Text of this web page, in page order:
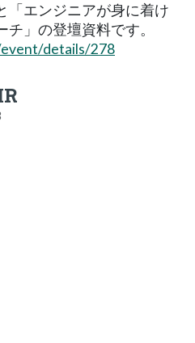
「エンジニアが身に着け
」の登壇資料です。
details/278